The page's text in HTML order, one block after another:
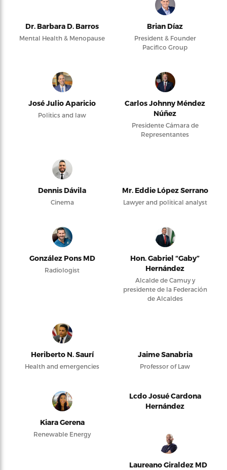
Dr. Barbara D. Barros
Mental Health & Menopause
Brian Díaz
President & Founder
Pacifico Group
José Julio Aparicio
Politics and law
Carlos Johnny Méndez
Núñez
Presidente Cámara de
Representantes
Dennis Dávila
Cinema
Mr. Eddie López Serrano
Lawyer and political analyst
González Pons MD
Radiologist
Hon. Gabriel “Gaby”
Hernández
Alcalde de Camuy y
presidente de la Federación
de Alcaldes
Heriberto N. Saurí
Health and emergencies
Jaime Sanabria
Professor of Law
Kiara Gerena
Renewable Energy
Lcdo Josué Cardona
Hernández
Laureano Giraldez MD